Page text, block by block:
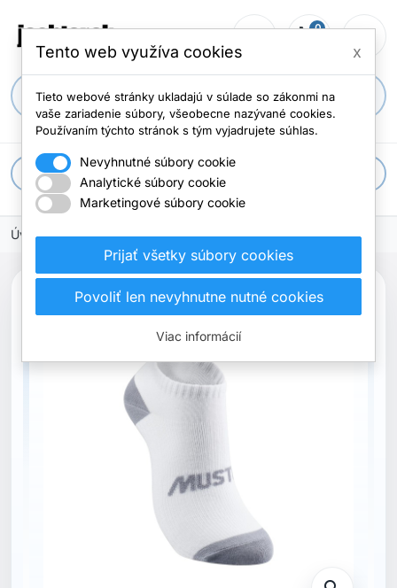
person_outline shopping_cart
0
Početmenu
apps Všetky kategórie
Úvodná stránka
Tento web využíva cookies x
Tieto webové stránky ukladajú v súlade so zákonmi na
vaše zariadenie súbory, všeobecne nazývané cookies.
Používaním týchto stránok s tým vyjadrujete súhlas.
Nevyhnutné súbory cookie
Analytické súbory cookie
Marketingové súbory cookie
Prijať všetky súbory cookies
Povoliť len nevyhnutne nutné cookies
Viac informácií